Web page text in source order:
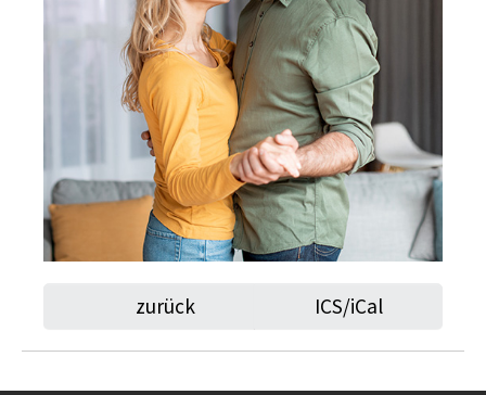
zurück ICS/iCal